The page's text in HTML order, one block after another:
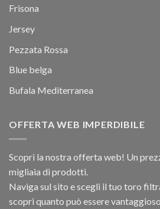
Frisona
Jersey
Pezzata Rossa
Blue belga
Bufala Mediterranea
OFFERTA WEB IMPERDIBILE
Scopri la nostra offerta web! Un
migliaia di prodotti.
Naviga sul sito e scegli il tuo toro
scopri quanto può essere